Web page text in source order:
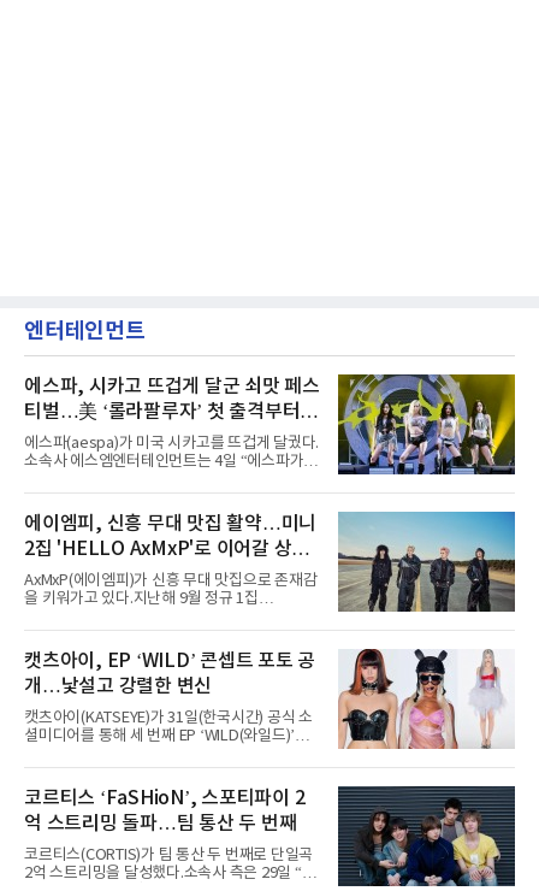
엔터테인먼트
에스파, 시카고 뜨겁게 달군 쇠맛 페스
티벌…美 ‘롤라팔루자’ 첫 출격부터
증명한 존재감
에스파(aespa)가 미국 시카고를 뜨겁게 달궜다.
소속사 에스엠엔터테인먼트는 4일 “에스파가
서 열린 ‘롤라팔루자 시카고’(Lollapalooza
Chicago)의 알리안츠 스테이지에 올랐다”며
“총 14곡으로 구성된 세트리스트를 선사, 데뷔 7
년 차다운 노련한 무대 매너와 파워풀한 에너지
로 현장의 분위기를 압도했다”고 밝혔다.1991
년 시작된 ‘롤라팔루자’는 8개 스테이지, 170여
팀의 아티스트와 40만 명 이상의 관객이 운집하
코르티스 등 K팝 스타들이 출연진 명단에 이름
을 올렸다.이날 에스파는
에이엠피, 신흥 무대 맛집 활약…미니
2집 'HELLO AxMxP'로 이어갈 상승
세
AxMxP(에이엠피)가 신흥 무대 맛집으로 존재감
을 키워가고 있다.지난해 9월 정규 1집
AxMxP는 데뷔 전부터 버스킹과 각종 페스티벌,
공연 무대에 오르며 실전 경험을 쌓아왔다.이들
은 소속사 패밀리 콘서트를 비롯해 '뷰티풀 민트
라이프 2025', '2025 부산국제록페스티벌' 등 대
형 무대에 잇달아 출연해 당찬 에너지와 풋풋한
매력으로 음악팬들의 눈도장을 찍었다.이후
AxMxP는 '카운트다운 판타지 2025-2026',
정적인 실력을 입증했고, 올해 '2026 어썸뮤직
페스티벌', '뷰티풀 민트 라이프 2026', '2026
캣츠아이, EP ‘WILD’ 콘셉트 포토 공
개…낯설고 강렬한 변신
캣츠아이(KATSEYE)가 31일(한국시간) 공식 소
셜미디어를 통해 세 번째 EP ‘WILD(와일드)’의
heart(와일드 하트)’라는 제목이 붙은 콘셉트 포
토에는 멤버들의 본능적이고 야성적인 면모가
강렬하게 담겼다. 짙은 아이섀도와 푸른빛·금빛·
붉은빛의 컬러 렌즈가 비현실적인 분위기를 자
아내고, 여러 원색이 불규칙하게 뒤섞인 멀티컬
러 헤어와 과감한 블루·블랙 립 메이크업이 낯설
고도 매혹적인 비주얼을 완성했다.스타일링 역
코르티스 ‘FaSHioN’, 스포티파이 2
억 스트리밍 돌파…팀 통산 두 번째
코르티스(CORTIS)가 팀 통산 두 번째로 단일곡
2억 스트리밍을 달성했다.소속사 측은 29일 “코